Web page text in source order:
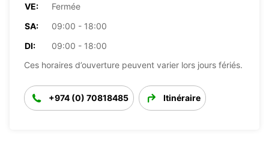
VE:
Fermée
SA:
09:00 - 18:00
DI:
09:00 - 18:00
Ces horaires d’ouverture peuvent varier lors jours fériés.
+974 (0) 70818485 Itinéraire